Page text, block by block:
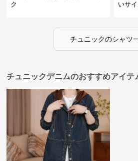
ク
いサ
チュニックのシャツ
チュニックデニムのおすすめアイテ